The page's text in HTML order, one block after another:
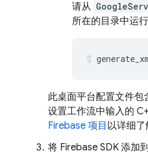
请从
所在的目录中运
此桌面平台配置文件包
设置工作流中输入的
Firebase 项目 以详细了
将 Firebase SDK 添加